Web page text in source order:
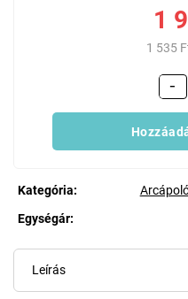
1
1 535
−
Kategória:
Egységár:
Leírás